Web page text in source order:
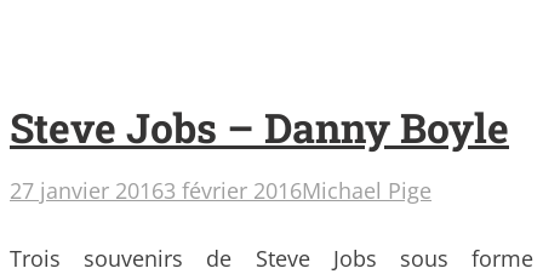
Steve Jobs – Danny Boyle
27 janvier 20163 février 2016Michael Pige
Trois souvenirs de Steve Jobs sous forme